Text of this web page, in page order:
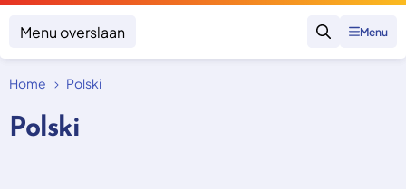
Menu overslaan
Zoeken
Menu
Klacht indienen
Home Polski
Polski